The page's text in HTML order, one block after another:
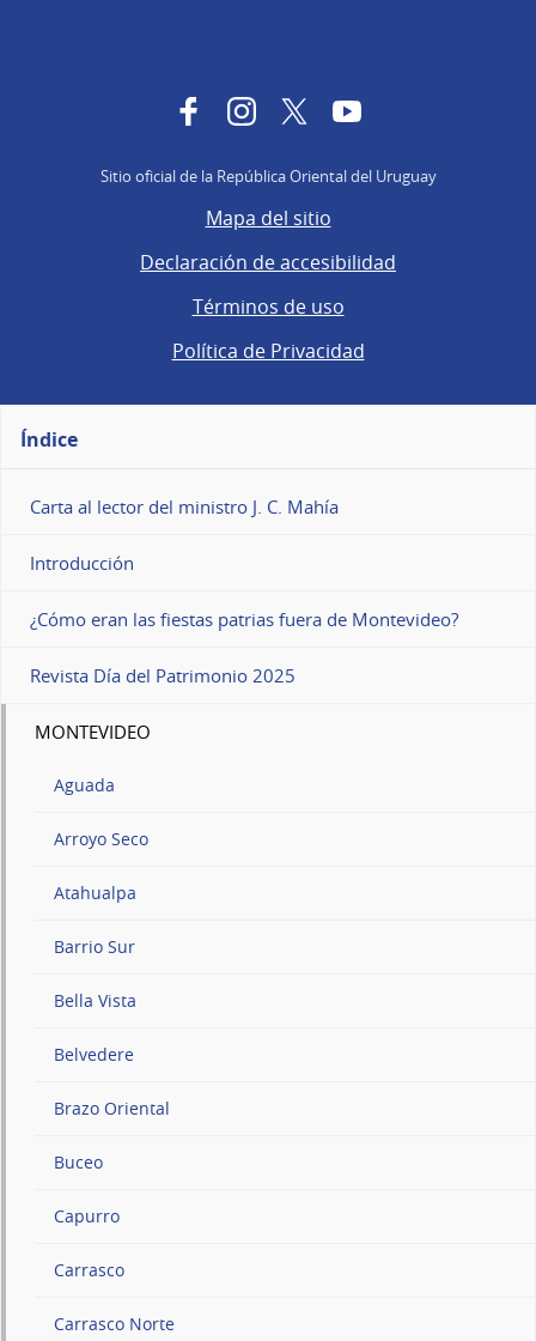
FacebookInstagram
TwitterYouTube
Sitio oficial de la República Oriental del Uruguay
Mapa del sitio
Declaración de accesibilidad
Términos de uso
Política de Privacidad
Índice
Carta al lector del ministro J. C. Mahía
Introducción
¿Cómo eran las fiestas patrias fuera de Montevideo?
Revista Día del Patrimonio 2025
MONTEVIDEO
Aguada
Arroyo Seco
Atahualpa
Barrio Sur
Bella Vista
Belvedere
Brazo Oriental
Buceo
Capurro
Carrasco
Carrasco Norte